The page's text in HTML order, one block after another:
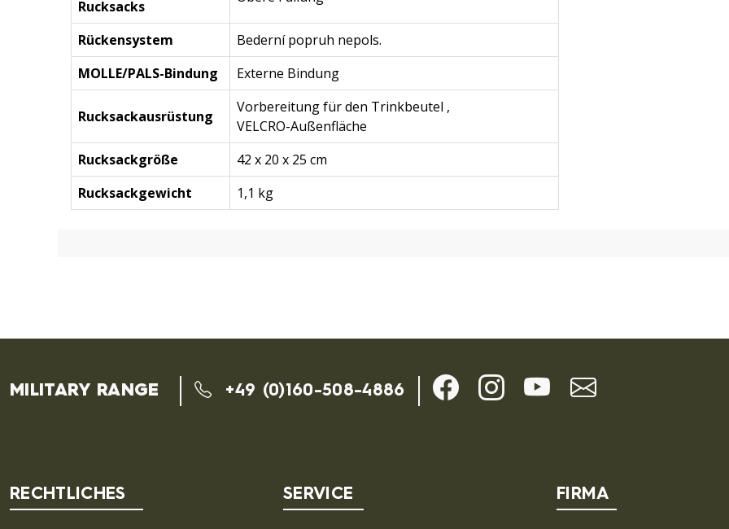
Rucksacks
Rückensystem
Bederní popruh nepols.
MOLLE/PALS-Bindung
Externe Bindung
Rucksackausrüstung
Vorbereitung für den Trinkbeutel ,
VELCRO-Außenfläche
Rucksackgröße
42 x 20 x 25 cm
Rucksackgewicht
1,1 kg
MILITARY RANGE +49 (0)160-508-4886
RECHTLICHES SERVICE FIRMA